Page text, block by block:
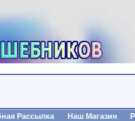
Рассылка Наш Магазин